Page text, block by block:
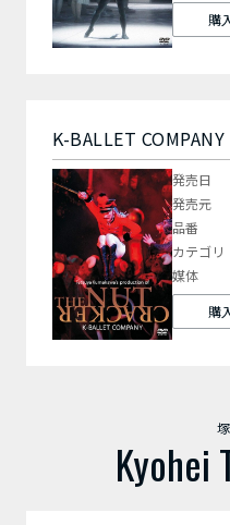
購
K-BALLET
発売日
発売元
品番
カテゴリ
媒体
購
Kyohei